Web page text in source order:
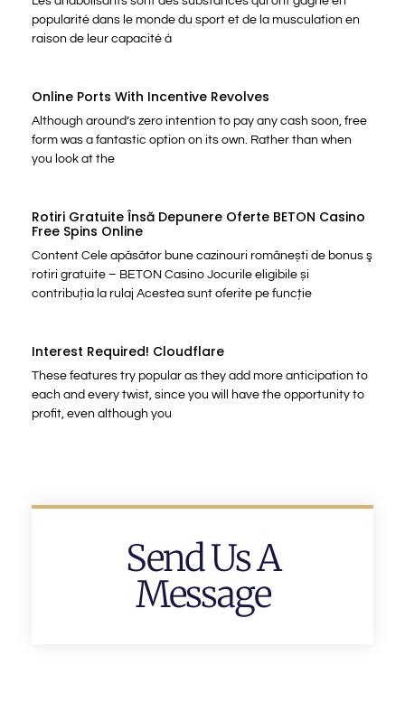
popularité dans le monde du sport et de la musculation en
raison de leur capacité à
Online Ports With Incentive Revolves
Although around’s zero intention to pay any cash soon, free
form was a fantastic option on its own. Rather than when
you look at the
Rotiri Gratuite Însă Depunere Oferte BETON Casino
Free Spins Online
Content Cele apăsător bune cazinouri românești de bonus ş
rotiri gratuite – BETON Casino Jocurile eligibile și
contribuția la rulaj Acestea sunt oferite pe funcție
Interest Required! Cloudflare
These features try popular as they add more anticipation to
each and every twist, since you will have the opportunity to
profit, even although you
Send Us A
Message